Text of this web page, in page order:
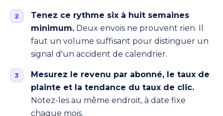
Tenez ce rythme six à huit semaines
minimum. Deux envois ne prouvent rien. Il
faut un volume suffisant pour distinguer un
signal d'un accident de calendrier.
Mesurez le revenu par abonné, le taux de
plainte et la tendance du taux de clic.
Notez-les au même endroit, à date fixe
chaque mois.